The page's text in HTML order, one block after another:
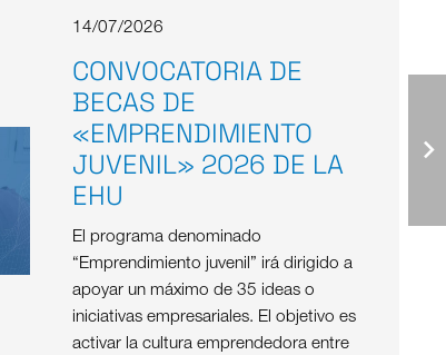
14/07/2026
CONVOCATORIA DE
BECAS DE
«EMPRENDIMIENTO
JUVENIL» 2026 DE LA
EHU
El programa denominado
“Emprendimiento juvenil” irá dirigido a
apoyar un máximo de 35 ideas o
iniciativas empresariales. El objetivo es
activar la cultura emprendedora entre